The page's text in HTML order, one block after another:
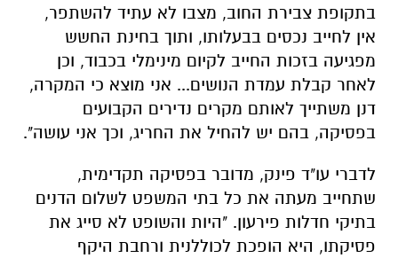
בתקופת צבירת החוב, מצבו לא עתיד להשתפר,
אין לחייב נכסים בבעלותו, ותוך בחינת החשש
מפגיעה בזכות החייב לקיום מינימלי בכבוד, וכן
לאחר קבלת עמדת הנושים... אני מוצא כי המקרה,
דנן משתייך לאותם מקרים נדירים הקבועים
בפסיקה, בהם יש להחיל את החריג, וכך אני עושה".
לדברי עו"ד פינק, מדובר בפסיקה תקדימית,
שתחייב מעתה את כל בתי המשפט לשלום הדנים
בתיקי חדלות פירעון. "היות והשופט לא סייג את
פסיקתו, היא הופכת לכוללנית ורחבת היקף